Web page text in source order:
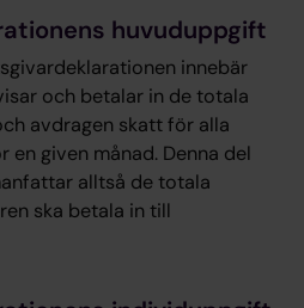
huvuduppgift
innebär
och betalar in de totala
avdragen skatt för alla
en given månad. Denna del
alltså de totala
ska betala in till